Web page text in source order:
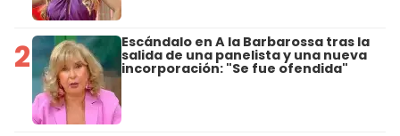
2 Escándalo en A la Barbarossa tras la
salida de una panelista y una nueva
incorporación: "Se fue ofendida"